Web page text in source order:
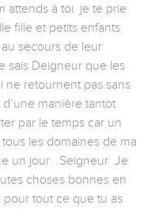
attends à toi. je te prie
fille et petits enfants
secours de leur
sais Deigneur que les
ne retournent pas sans
manière tantot
par le temps car un
les domaines de ma
un jour. .Seigneur  Je
choses bonnes en
tout ce que tu as